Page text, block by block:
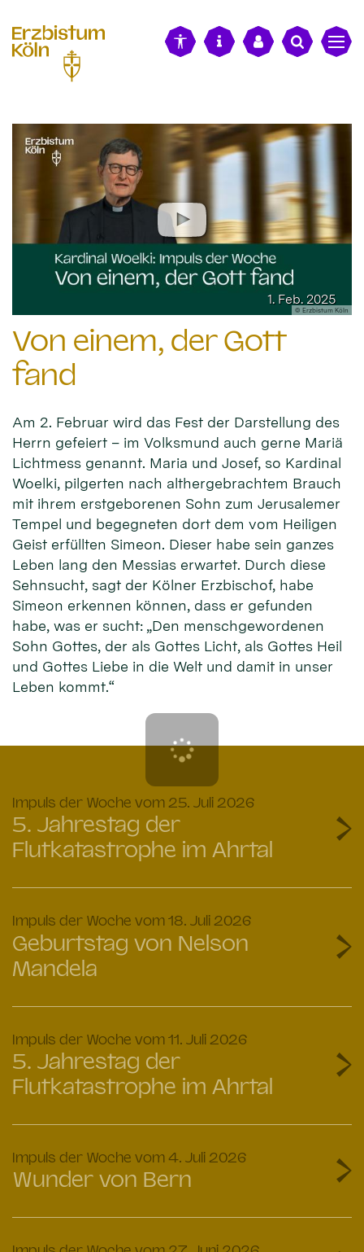
© Erzbistum Köln
1. Feb. 2025
© Erzbistum Köln
Von einem, der Gott
fand
Am 2. Februar wird das Fest der Darstellung des
Herrn gefeiert – im Volksmund auch gerne Mariä
Lichtmess genannt. Maria und Josef, so Kardinal
Woelki, pilgerten nach althergebrachtem Brauch
mit ihrem erstgeborenen Sohn zum Jerusalemer
Tempel und begegneten dort dem vom Heiligen
Geist erfüllten Simeon. Dieser habe sein ganzes
Leben lang den Messias erwartet. Durch diese
Sehnsucht, sagt der Kölner Erzbischof, habe
Simeon erkennen können, dass er gefunden
habe, was er sucht: „Den menschgewordenen
Sohn Gottes, der als Gottes Licht, als Gottes Heil
und Gottes Liebe in die Welt und damit in unser
Leben kommt.“
Impuls der Woche vom 25. Juli 2026
5. Jahrestag der
Flutkatastrophe im Ahrtal
Impuls der Woche vom 18. Juli 2026
Geburtstag von Nelson
Mandela
Impuls der Woche vom 11. Juli 2026
5. Jahrestag der
Flutkatastrophe im Ahrtal
Impuls der Woche vom 4. Juli 2026
Wunder von Bern